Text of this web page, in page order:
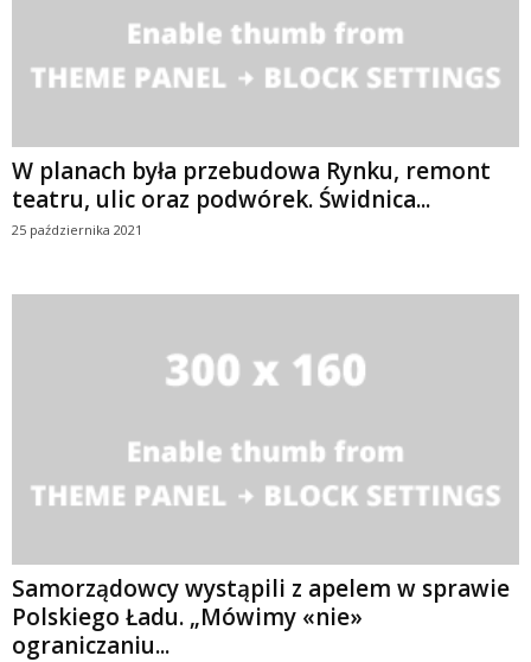
W planach była przebudowa Rynku, remont
teatru, ulic oraz podwórek. Świdnica...
25 października 2021
Samorządowcy wystąpili z apelem w sprawie
Polskiego Ładu. „Mówimy «nie»
ograniczaniu...